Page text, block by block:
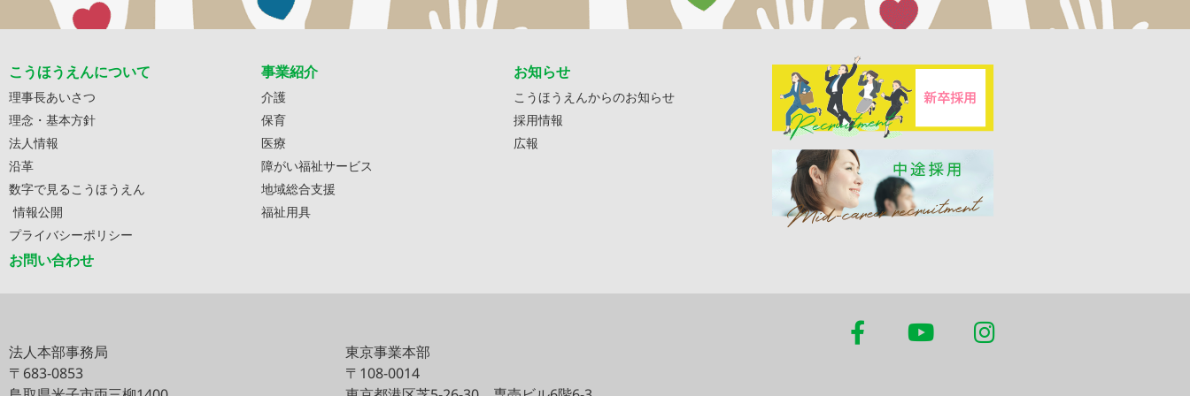
こうほうえんについて
理事長あいさつ
理念・基本方針
法人情報
沿革
数字で見るこうほうえん
情報公開
プライバシーポリシー
お問い合わせ
事業紹介
介護
保育
医療
障がい福祉サービス
地域総合支援
福祉用具
お知らせ
こうほうえんからのお知らせ
採用情報
広報
法人本部事務局
〒683-0853
東京事業本部
〒108-0014